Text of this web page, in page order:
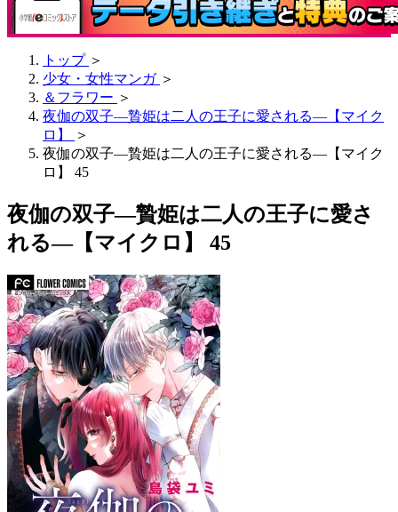
トップ ＞
少女・女性マンガ ＞
＆フラワー ＞
夜伽の双子―贄姫は二人の王子に愛される―【マイク
ロ】
＞
夜伽の双子―贄姫は二人の王子に愛される―【マイク
ロ】 45
夜伽の双子―贄姫は二人の王子に愛さ
れる―【マイクロ】 45